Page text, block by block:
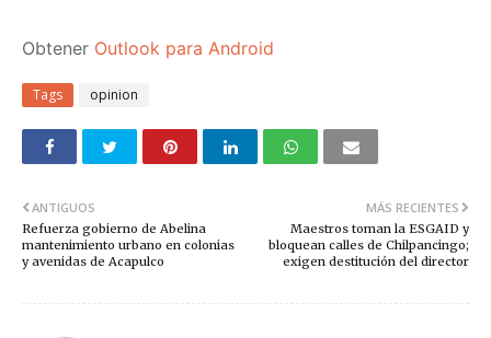
Obtener Outlook para Android
Tags opinion
MÁS RECIENTES
Maestros toman la ESGAID y
bloquean calles de Chilpancingo;
exigen destitución del director
ANTIGUOS
Refuerza gobierno de Abelina
mantenimiento urbano en colonias
y avenidas de Acapulco